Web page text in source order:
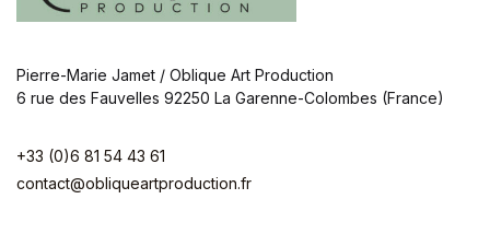
Pierre-Marie Jamet / Oblique Art Production
6 rue des Fauvelles 92250 La Garenne-Colombes (France)
+33 (0)6 81 54 43 61
contact@obliqueartproduction.fr